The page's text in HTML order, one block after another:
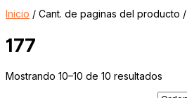
Inicio / Cant. de paginas del producto /
177
Mostrando 10–10 de 10 resultados